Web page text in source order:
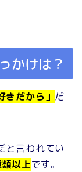
かけは？
きだから」 だ
と言われてい
以上です。